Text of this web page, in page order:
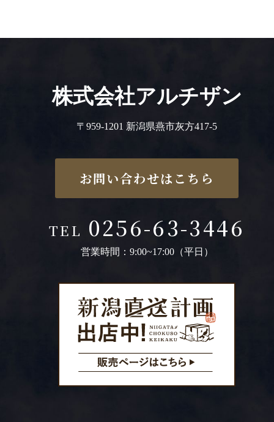
株式会社アルチザン
〒959-1201 新潟県燕市灰方417-5
お問い合わせはこちら
TEL 0256-63-3446
営業時間：9:00~17:00（平日）